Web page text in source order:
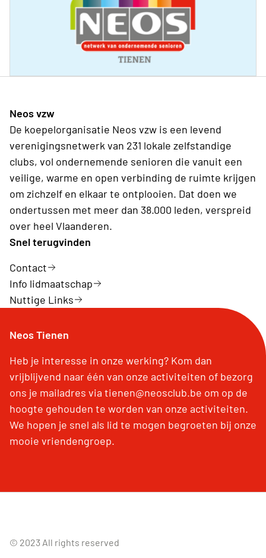
Neos vzw
De koepelorganisatie Neos vzw is een levend
verenigingsnetwerk van 231 lokale zelfstandige
clubs, vol ondernemende senioren die vanuit een
veilige, warme en open verbinding de ruimte krijgen
om zichzelf en elkaar te ontplooien. Dat doen we
ondertussen met meer dan 38.000 leden, verspreid
over heel Vlaanderen.
Snel terugvinden
Contact
Info lidmaatschap
Nuttige Links
Neos Tienen
Heb je interesse in onze werking? Kom dan
vrijblijvend naar één van onze activiteiten of bezorg
ons je mailadres via tienen@neosclub.be om op de
hoogte gehouden te worden van onze activiteiten.
We hopen je snel als lid te mogen begroeten bij onze
mooie vriendengroep.
© 2023 All rights reserved